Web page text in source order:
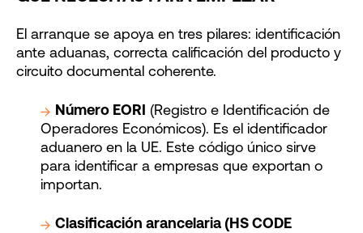
El arranque se apoya en tres pilares: identificación
ante aduanas, correcta calificación del producto y
circuito documental coherente.
Número EORI (Registro e Identificación de
Operadores Económicos). Es el identificador
aduanero en la UE. Este código único sirve
para identificar a empresas que exportan o
importan.
Clasificación arancelaria (HS CODE